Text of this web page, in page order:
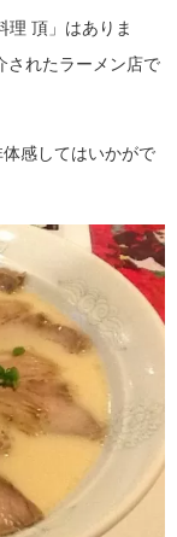
理 頂」はありま
されたラーメン店で
体感してはいかがで